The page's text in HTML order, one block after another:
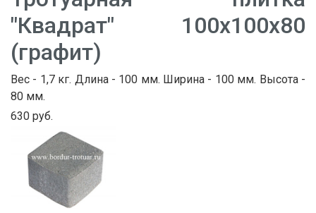
"Квадрат" 100х100х80
(графит)
Вес - 1,7 кг. Длина - 100 мм. Ширина - 100 мм. Высота -
80 мм.
630 руб.